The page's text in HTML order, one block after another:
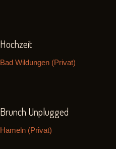
Hochzeit
Bad Wildungen (Privat)
Brunch Unplugged
Hameln (Privat)